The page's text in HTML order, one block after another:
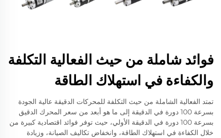
فوائد شاملة من حيث الفعالية التكلفة
والكفاءة في استهلاك الطاقة
تمتد الفعالية الشاملة من حيث التكلفة للمحركات الدقيقة عالية الجودة
بسرعة 100 دورة في الدقيقة إلى ما هو أبعد من سعر المحرك الدقيق
بسرعة 100 دورة في الدقيقة الأولي، حيث توفر فوائد اقتصادية كبيرة من
خلال الكفاءة في استهلاك الطاقة، وانخفاض تكاليف الصيانة، وزيادة